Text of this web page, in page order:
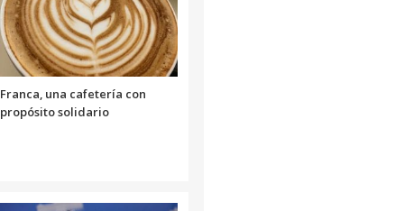
o
disminuir
el
volumen.
Franca, una cafetería con
propósito solidario